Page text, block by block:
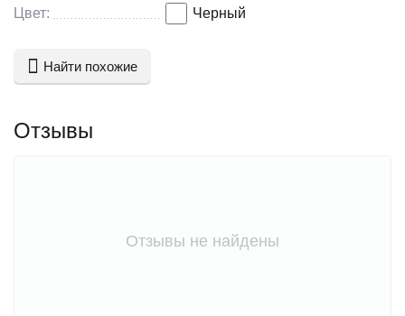
Цвет: Черный
Найти похожие
Отзывы
Отзывы не найдены